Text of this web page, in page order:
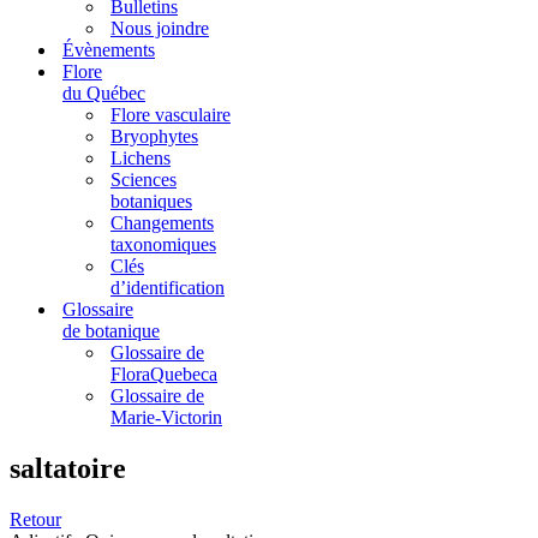
Bulletins
Nous joindre
Évènements
Flore
du Québec
Flore vasculaire
Bryophytes
Lichens
Sciences
botaniques
Changements
taxonomiques
Clés
d’identification
Glossaire
de botanique
Glossaire de
FloraQuebeca
Glossaire de
Marie-Victorin
saltatoire
Retour